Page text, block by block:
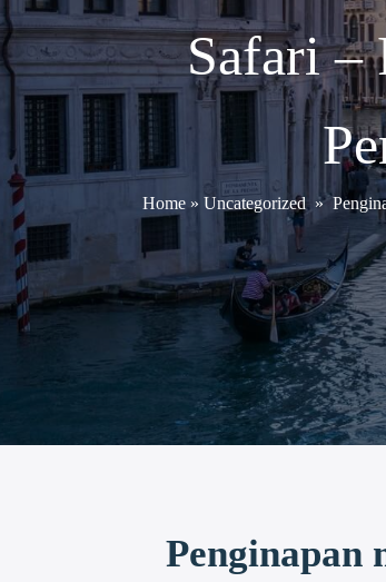
Safari –
Home» Uncategorized »
Penginapan